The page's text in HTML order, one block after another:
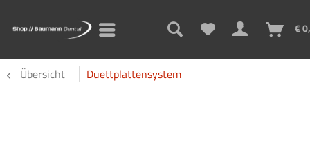
€
Übersicht Duettplattensystem